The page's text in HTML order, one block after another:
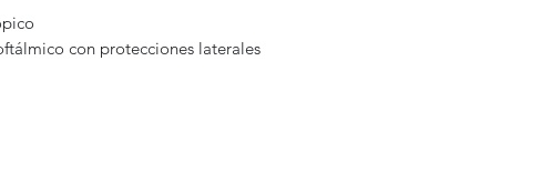
con protecciones laterales